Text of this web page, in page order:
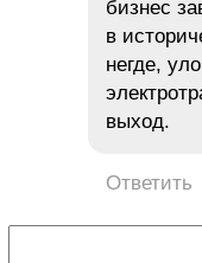
бизнес
в
негде,
выход.
Ответить